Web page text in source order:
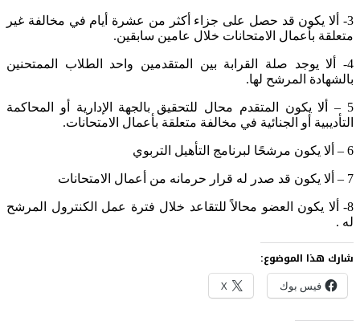
3- ألا يكون قد حصل على جزاء أكثر من عشرة أيام في مخالفة غير
متعلقة بأعمال الامتحانات خلال عامين سابقين.
4- ألا يوجد صلة القرابة بين المتقدمين واحد الطلاب الممتحنين
بالشهادة المرشح لها.
5 – ألا يكون المتقدم محال للتحقيق بالجهة الإدارية أو المحاكمة
التأديبية أو الجنائية في مخالفة متعلقة بأعمال الامتحانات.
6 – ألا يكون مرشحًا لبرنامج التأهيل التربوي
7 – ألا يكون قد صدر له قرار حرمانه من أعمال الامتحانات
8- ألا يكون العضو محالاً للتقاعد خلال فترة عمل الكنترول المرشح
له .
شارك هذا الموضوع:
فيس بوك X